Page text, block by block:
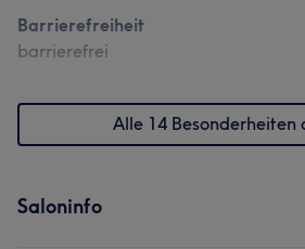
Barrierefreiheit
barrierefrei
Alle 14 Besonderheiten
Saloninfo